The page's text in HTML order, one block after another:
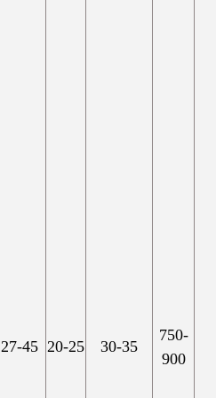
750-
900
30-35
20-25
27-45